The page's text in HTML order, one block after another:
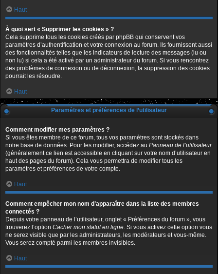
Haut
À quoi sert « Supprimer les cookies » ?
Cela supprime tous les cookies créés par phpBB qui conservent vos
paramètres d’authentification et votre connexion au forum. Ils fournissent aussi
des fonctionnalités telles que les indicateurs de lecture des messages (lu ou
non lu) si cela a été activé par un administrateur du forum. Si vous rencontrez
des problèmes de connexion ou de déconnexion, la suppression des cookies
pourrait les résoudre.
Haut
Paramètres et préférences de l’utilisateur
Comment modifier mes paramètres ?
Si vous êtes membre de ce forum, tous vos paramètres sont stockés dans
notre base de données. Pour les modifier, accédez au Panneau de l’utilisateur
(généralement ce lien est accessible en cliquant sur votre nom d’utilisateur en
haut des pages du forum). Cela vous permettra de modifier tous les
paramètres et préférences de votre compte.
Haut
Comment empêcher mon nom d’apparaître dans la liste des membres
connectés ?
Depuis votre panneau de l’utilisateur, onglet « Préférences du forum », vous
trouverez l’option Cacher mon statut en ligne. Si vous activez cette option vous
ne serez visible que par les administrateurs, les modérateurs et vous-même.
Vous serez compté parmi les membres invisibles.
Haut